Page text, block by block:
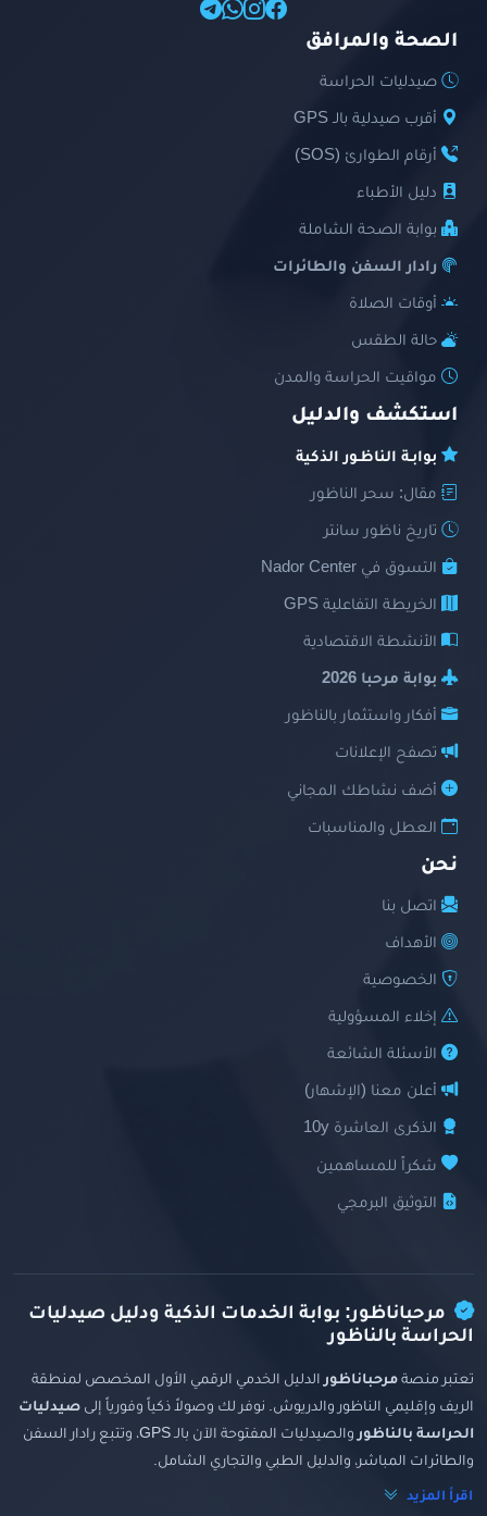
الصحة والمرافق
صيدليات الحراسة
أقرب صيدلية بالـ GPS
أرقام الطوارئ (SOS)
دليل الأطباء
بوابة الصحة الشاملة
رادار السفن والطائرات
أوقات الصلاة
حالة الطقس
مواقيت الحراسة والمدن
استكشف والدليل
بوابـة الناظـور الذكية
مقال: سحر الناظور
تاريخ ناظور سانتر
التسوق في Nador Center
الخريطة التفاعلية GPS
الأنشطة الاقتصادية
بوابة مرحبا 2026
أفكار واستثمار بالناظور
تصفح الإعلانات
أضف نشاطك المجاني
العطل والمناسبات
نحن
اتصل بنا
الأهداف
الخصوصية
إخلاء المسؤولية
الأسئلة الشائعة
أعلن معنا (الإشهار)
الذكرى العاشرة 10y
شكراً للمساهمين
التوثيق البرمجي
مرحباناظور: بوابة الخدمات الذكية ودليل صيدليات
الحراسة بالناظور
تعتبر منصة مرحباناظورالدليل الخدمي الرقمي الأول المخصص لمنطقة
الريف وإقليمي الناظور والدريوش. نوفر لك وصولاً ذكياً وفورياً إلى صيدليات
الحراسة بالناظور
والصيدليات المفتوحة الآن بالـ GPS، وتتبع رادار السفن
والطائرات المباشر، والدليل الطبي والتجاري الشامل.
اقرأ المزيد